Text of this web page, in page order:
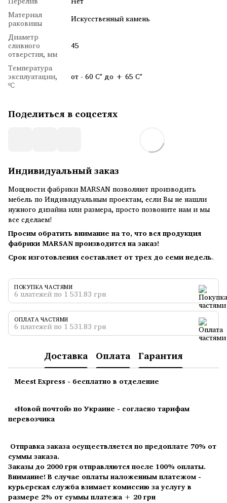
Материал
раковины
Искусственный камень
Диаметр
сливного
отверстия, мм
45
Температура
эксплуатации,
ºC
от - 60 С° до + 65 С°
Поделиться в соцсетях
Индивидуальный заказ
Мощности фабрики MARSAN позволяют производить
мебель по Индивидуальным проектам, если Вы не нашли
нужного дизайна или размера, просто позвоните нам и мы
все сделаем!
Просим обратить внимание на то, что вся продукция
фабрики MARSAN производится на заказ!
Срок изготовления составляет от трех до семи недель.
ПОКУПКА ЧАСТЯМИ
6 платежей по 1 531.83 грн
ОПЛАТА ЧАСТЯМИ
6 платежей по 1 531.83 грн
Доставка Оплата Гарантия
Meest Express - бесплатно в отделение
«Новой почтой» по Украине - согласно тарифам
перевозчика
Отправка заказа осуществляется по предоплате 70% от
суммы заказа.
Заказы до 2000 грн отправляются после 100% оплаты.
Внимание! В случае оплаты наложенным платежом -
курьерская служба взимает комиссию за услугу в
размере 2% от суммы платежа + 20 грн